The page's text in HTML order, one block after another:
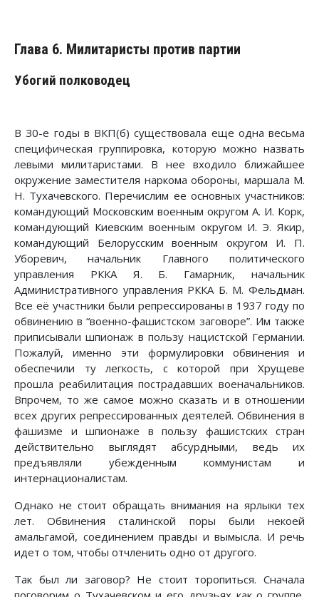
Глава 6. Милитаристы против партии
Убогий полководец
В З0-е годы в ВКП(б) существовала еще одна весьма
специфическая группировка, которую можно назвать
левыми милитаристами. В нее входило ближайшее
окружение заместителя наркома обороны, маршала М.
Н. Тухачевского. Перечислим ее основных участников:
командующий Московским военным округом А. И. Корк,
командующий Киевским военным округом И. Э. Якир,
командующий Белорусским военным округом И. П.
Уборевич, начальник Главного политического
управления РККА Я. Б. Гамарник, начальник
Административного управления РККА Б. М. Фельдман.
Все её участники были репрессированы в 1937 году по
обвинению в “военно-фашистском заговоре”. Им также
приписывали шпионаж в пользу нацистской Германии.
Пожалуй, именно эти формулировки обвинения и
обеспечили ту легкость, с которой при Хрущеве
прошла реабилитация пострадавших военачальников.
Впрочем, то же самое можно сказать и в отношении
всех других репрессированных деятелей. Обвинения в
фашизме и шпионаже в пользу фашистских стран
действительно выглядят абсурдными, ведь их
предъявляли убежденным коммунистам и
интернационалистам.
Однако не стоит обращать внимания на ярлыки тех
лет. Обвинения сталинской поры были некоей
амальгамой, соединением правды и вымысла. И речь
идет о том, чтобы отчленить одно от другого.
Так был ли заговор? Не стоит торопиться. Сначала